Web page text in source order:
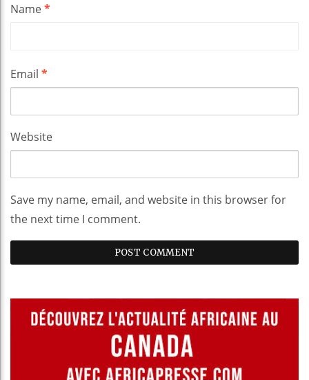
Name*
Email *
Website
Save my name, email, and website in this browser for
the next time I comment.